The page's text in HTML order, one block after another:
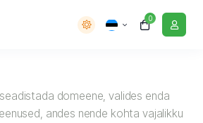
0
domeene, valides enda
andes nende kohta vajalikku